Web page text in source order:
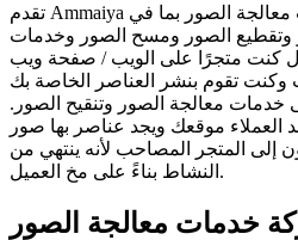
تقدم Ammaiya سلسلة واسعة من خدمات معالجة الصور بما في
وتقطيع الصور ومسح الصور وخدمات
كنت متجرًا على الويب / صفحة ويب
وكنت تقوم بنشر العناصر الخاصة بك
خدمات معالجة الصور وتنقيح الصور.
موقعك ويجد عناصر بها صور
إلى المتجر المصاحب لأنه ينتهي من
النشاط بناءً على مخ العميل.
خدمات معالجة الصور